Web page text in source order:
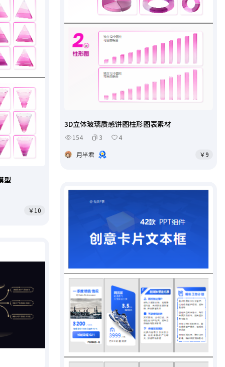
3D立体玻璃质感饼图柱形图表素材
154 3
4
月半君
￥9
型
￥10